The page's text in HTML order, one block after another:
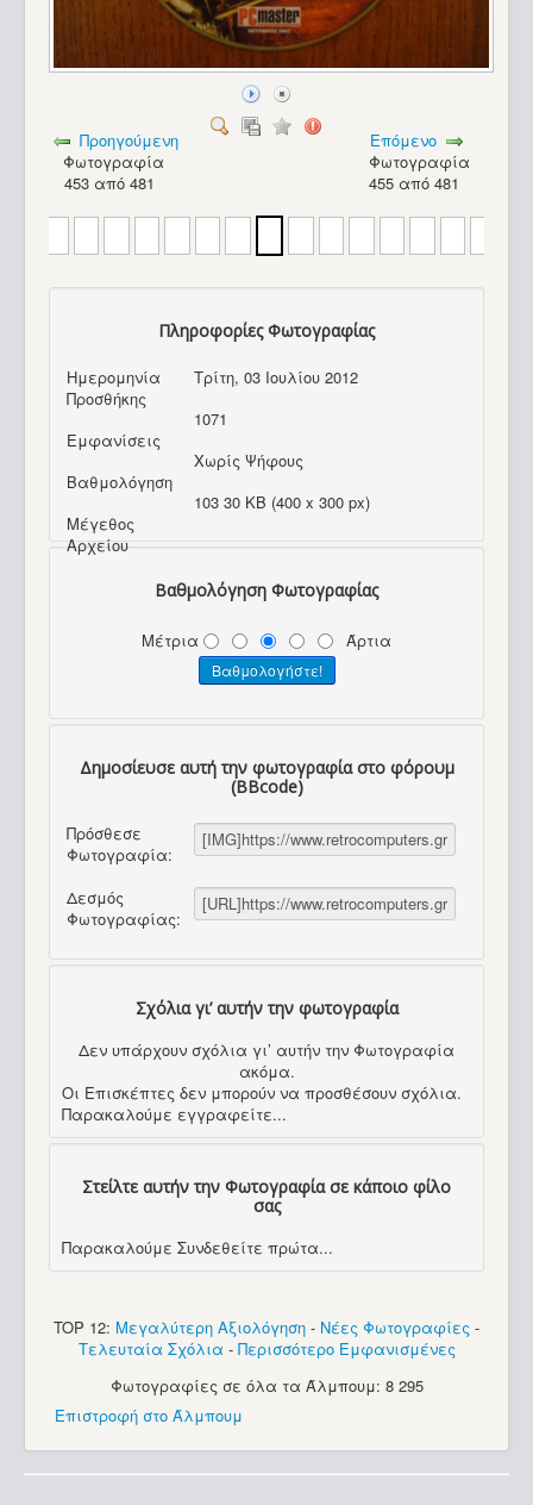
Προηγούμενη
Φωτογραφία
453 από 481
Επόμενο
Φωτογραφία
455 από 481
Πληροφορίες Φωτογραφίας
Ημερομηνία
Προσθήκης
Τρίτη, 03 Ιουλίου 2012
Εμφανίσεις
1071
Βαθμολόγηση
Χωρίς Ψήφους
Μέγεθος
Αρχείου
103 30 KB (400 x 300 px)
Βαθμολόγηση Φωτογραφίας
Μέτρια Άρτια
Δημοσίευσε αυτή την φωτογραφία στο φόρουμ
(BBcode)
Πρόσθεσε
Φωτογραφία:
Δεσμός
Φωτογραφίας:
Σχόλια γι’ αυτήν την φωτογραφία
Δεν υπάρχουν σχόλια γι’ αυτήν την Φωτογραφία
ακόμα.
Οι Επισκέπτες δεν μπορούν να προσθέσουν σχόλια.
Παρακαλούμε εγγραφείτε...
Στείλτε αυτήν την Φωτογραφία σε κάποιο φίλο
σας
Παρακαλούμε Συνδεθείτε πρώτα...
TOP 12: Μεγαλύτερη Αξιολόγηση - Νέες Φωτογραφίες -
Τελευταία Σχόλια - Περισσότερο Εμφανισμένες
Φωτογραφίες σε όλα τα Άλμπουμ: 8 295
Επιστροφή στο Άλμπουμ